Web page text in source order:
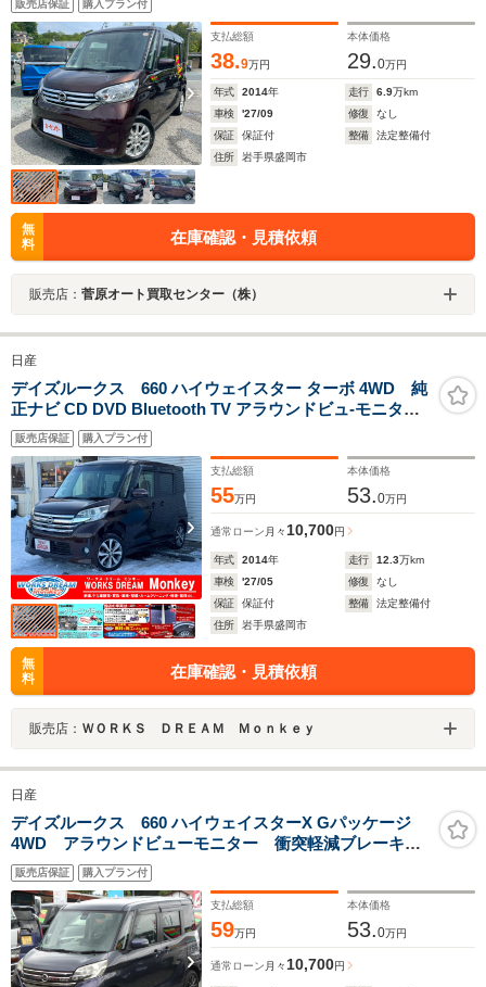
販売店保証 購入プラン付
支払総額
38.9万円
本体価格
29.0万円
年式 2014年 走行 6.9万km
車検
'27/09 修復
なし
保証
保証付 整備
法定整備付
住所
岩手県盛岡市
無
料
在庫確認・見積依頼
販売店： 菅原オート買取センター（株）
日産
デイズルークス 660 ハイウェイスター ターボ 4WD 純
正ナビ CD DVD Bluetooth TV アラウンドビュ-モニター
バックカメラ 両側パワースライド ワンオーナー ETC シ
ートヒーター 前後ドライブレコーダー ベンチシート 車検
整備付き
販売店保証 購入プラン付
支払総額
55万円
本体価格
53.0万円
通常ローン 月々10,700円
年式 2014年 走行 12.3万km
車検
'27/05 修復
なし
保証
保証付 整備
法定整備付
住所
岩手県盛岡市
無
料
在庫確認・見積依頼
販売店： ＷＯＲＫＳ ＤＲＥＡＭ Ｍｏｎｋｅｙ
日産
デイズルークス 660 ハイウェイスターX Gパッケージ
4WD アラウンドビューモニター 衝突軽減ブレーキ
横滑り防止装置 アイドリングストップ ナビTVBカメ
ラBluetoothオーディオ 両面パワスラ ETC プッシュ
スタート シートリフター HID 車検整備保証付 1年
保証付
販売店保証 購入プラン付
支払総額
59万円
本体価格
53.0万円
通常ローン 月々 10,700円